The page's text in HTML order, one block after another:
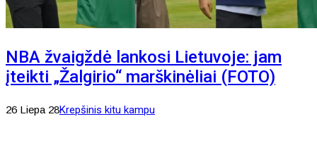
NBA žvaigždė lankosi Lietuvoje: jam
įteikti „Žalgirio“ marškinėliai (FOTO)
26 Liepa 28Krepšinis kitu kampu